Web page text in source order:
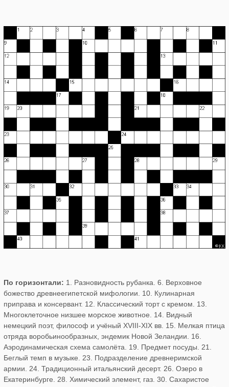
По горизонтали: 1. Разновидность рубанка. 6. Верховное
божество древнеегипетской мифологии. 10. Кулинарная
приправа и консервант. 12. Классический торт с кремом. 13.
Многоклеточное низшее морское животное. 14. Видный
немецкий поэт, философ и учёный XVIII-XIX вв. 15. Мелкая птица
отряда воробьинообразных, эндемик Новой Зеландии. 16.
Аэродинамическая схема самолёта. 19. Предмет посуды. 21.
Беглый темп в музыке. 23. Подразделение древнеримской
армии. 24. Традиционный итальянский десерт. 26. Озеро в
Екатеринбурге. 28. Химический элемент, газ. 30. Сахаристое